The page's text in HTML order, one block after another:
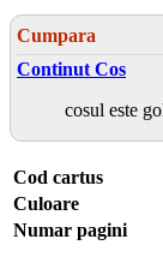
Cumpara
Continut Cos
cosul este
Cod cartus
Culoare
Numar pagini